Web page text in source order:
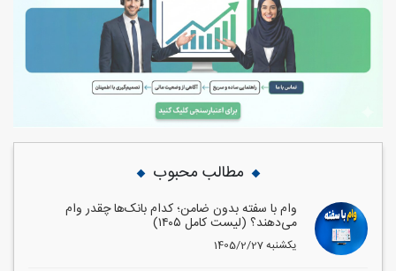
مطالب محبوب
وام با سفته بدون ضامن؛ کدام بانک‌ها چقدر وام
می‌دهند؟ (لیست کامل ۱۴۰۵)
1405/2/27 یکشنبه